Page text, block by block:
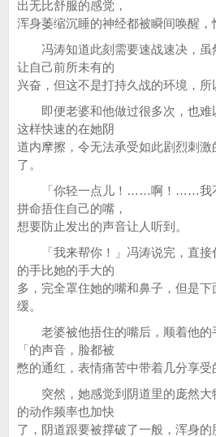
出无比舒服的感觉，
浑身萎缩沉睡的神经都被瞬间唤醒，
冯涛知道此刻需要速战速决，虽
让自己前所未有的
兴奋，但这不是打持久战的环境，所
即便老婆和他做过很多次，也难
这样快速的在她阴
道内摩擦，令无法承受如此剧烈刺激
了。
「你轻一点儿！……啊！……我
拼命捂住自己的嘴，
想要防止发出的声音让人听到。
「我来帮你！」冯涛说完，直接
的手比她的手大的
多，完全罩住她的嘴和鼻子，但是
缓。
老婆被他捂住的嘴后，顺着他
「的声音，脸都被
憋的通红，表情痛苦中带着几分享
突然，她感觉到阴道里的庞然大
的动作频率也加快
了，阴道跟要被撑破了一般，浑身